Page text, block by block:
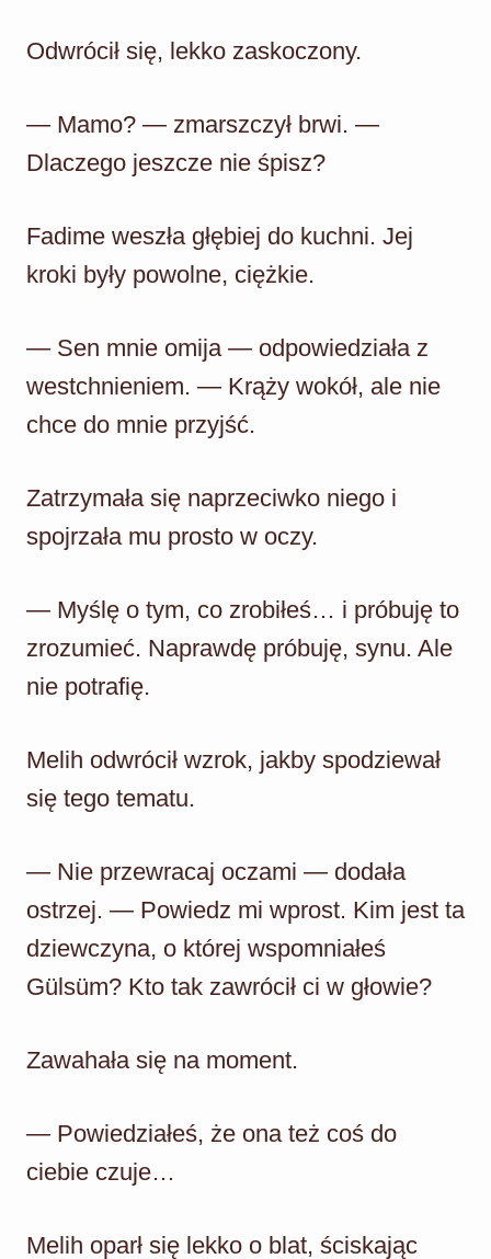
Odwrócił się, lekko zaskoczony.
— Mamo? — zmarszczył brwi. —
Dlaczego jeszcze nie śpisz?
Fadime weszła głębiej do kuchni. Jej
kroki były powolne, ciężkie.
— Sen mnie omija — odpowiedziała z
westchnieniem. — Krąży wokół, ale nie
chce do mnie przyjść.
Zatrzymała się naprzeciwko niego i
spojrzała mu prosto w oczy.
— Myślę o tym, co zrobiłeś… i próbuję to
zrozumieć. Naprawdę próbuję, synu. Ale
nie potrafię.
Melih odwrócił wzrok, jakby spodziewał
się tego tematu.
— Nie przewracaj oczami — dodała
ostrzej. — Powiedz mi wprost. Kim jest ta
dziewczyna, o której wspomniałeś
Gülsüm? Kto tak zawrócił ci w głowie?
Zawahała się na moment.
— Powiedziałeś, że ona też coś do
ciebie czuje…
Melih oparł się lekko o blat, ściskając